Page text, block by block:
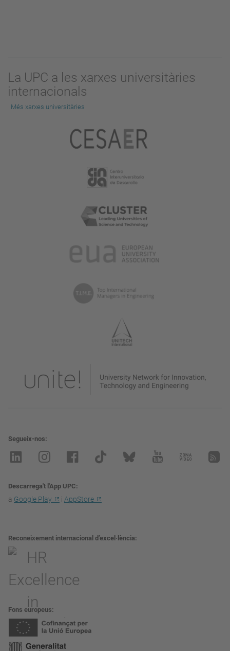
La UPC a les xarxes universitàries
internacionals
Més xarxes universitàries
Segueix-nos
Descarrega't l'App UPC
a Google Play i AppStore
Reconeixement internacional d’excel·lència
Fons europeus